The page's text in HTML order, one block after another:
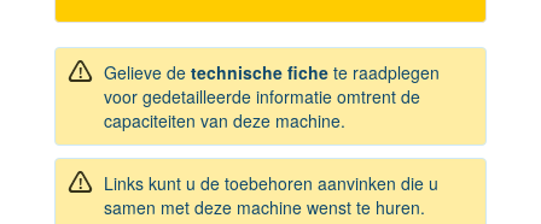
Gelieve de technische fiche te raadplegen
voor gedetailleerde informatie omtrent de
capaciteiten van deze machine.
Links kunt u de toebehoren aanvinken die u
samen met deze machine wenst te huren.